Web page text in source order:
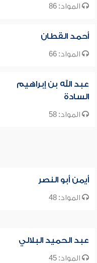
المواد: 86
أحمد القطان
المواد: 66
عبد الله بن إبراهيم
السادة
المواد: 58
أيمن أبو النصر
المواد: 48
عبد الحميد البلالي
المواد: 45